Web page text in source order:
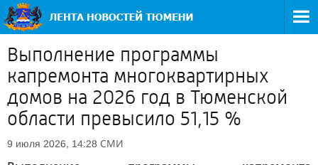
Выполнение программы
капремонта многоквартирных
домов на 2026 год в Тюменской
области превысило 51,15 %
9 июля 2026, 14:28 СМИ